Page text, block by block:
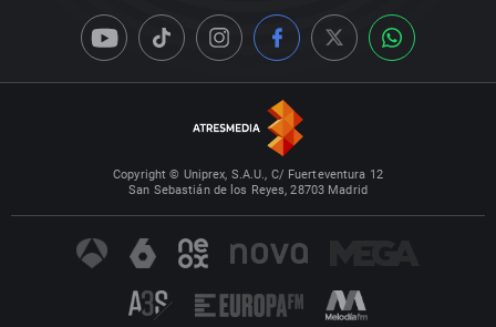
Copyright © Uniprex, S.A.U., C/ Fuerteventura 12
San Sebastián de los Reyes, 28703 Madrid